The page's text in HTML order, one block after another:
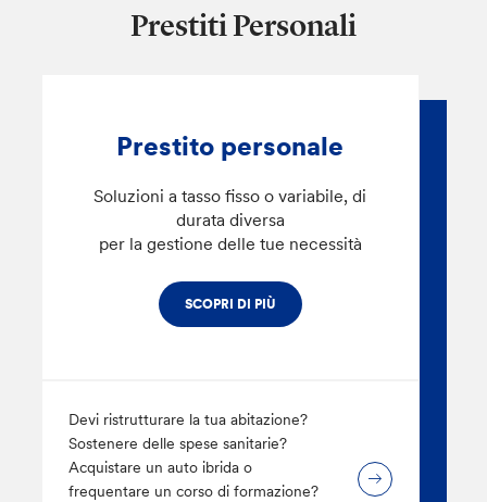
Prestiti Personali
Prestito personale
Soluzioni a tasso fisso o variabile, di
durata diversa
per la gestione delle tue necessità
SCOPRI DI PIÙ
Devi ristrutturare la tua abitazione?
Sostenere delle spese sanitarie?
Acquistare un auto ibrida o
frequentare un corso di formazione?